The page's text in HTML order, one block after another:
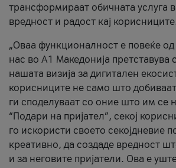
трансформираат обичната услуга
вредност и радост кај
„Оваа функционалност е повеќе од
нас во А1 Македонија претставува
нашата визија за дигитален
корисниците не само што
ги споделуваат со оние што им се
“Подари на пријател”, секој
го искористи своето секојдневие
креативно, да создаде вредност
и за неговите пријатели. Ова е